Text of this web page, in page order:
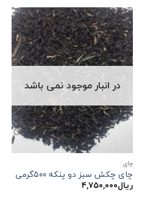
در انبار موجود نمی باشد
چاي
چای چکش سبز دو پنکه ۵۰۰گرمی
ریال۴,۷۵۰,۰۰۰